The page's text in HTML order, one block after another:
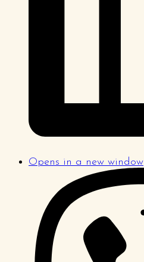
Opens in a new window